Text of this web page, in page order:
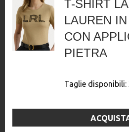
T-SHIRT
LAUREN
CON
PIETRA
Taglie disponibili: